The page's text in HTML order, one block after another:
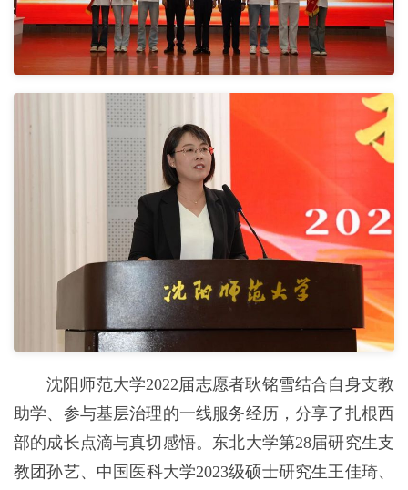
沈阳师范大学2022届志愿者耿铭雪结合自身支教
助学、参与基层治理的一线服务经历，分享了扎根西
部的成长点滴与真切感悟。东北大学第28届研究生支
教团孙艺、中国医科大学2023级硕士研究生王佳琦、